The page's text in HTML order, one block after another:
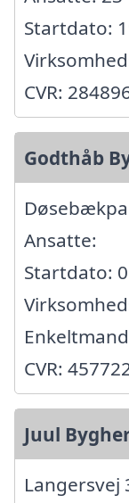
Startdato:
CVR:
Godthåb
Ansatte:
Startdato:
CVR:
Juul
Langersvej